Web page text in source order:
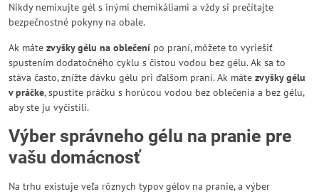
Nikdy nemixujte gél s inými chemikáliami a vždy si prečítajte
bezpečnostné pokyny na obale.
Ak máte zvyšky gélu na oblečení po praní, môžete to vyriešiť
spustením dodatočného cyklu s čistou vodou bez gélu. Ak sa to
stáva často, znížte dávku gélu pri ďalšom praní. Ak máte zvyšky gélu
v práčke, spustite práčku s horúcou vodou bez oblečenia a bez gélu,
aby ste ju vyčistili.
Výber správneho gélu na pranie pre
vašu domácnosť
Na trhu existuje veľa rôznych typov gélov na pranie, a výber